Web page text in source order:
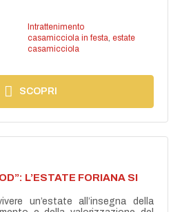
Intrattenimento
casamicciola in festa, estate
casamicciola
SCOPRI
L’ESTATE FORIANA SI
un’estate all’insegna della